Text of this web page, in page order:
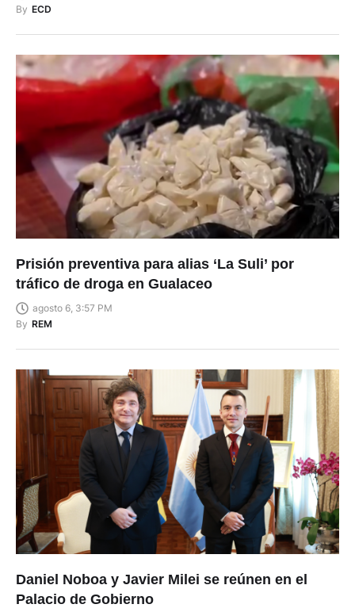
By ECD
Prisión preventiva para alias ‘La Suli’ por
tráfico de droga en Gualaceo
agosto 6, 3:57 PM
By REM
Daniel Noboa y Javier Milei se reúnen en el
Palacio de Gobierno